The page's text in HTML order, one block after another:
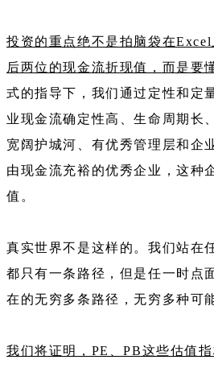
投资的重点绝不是拍脑袋在
后两位的现金流折现值，而是要
式的指导下，我们通过定性和定
业现金流确定性高、生命周期长
宽阔护城河、有优秀管理层和企
由现金流充裕的优秀企业，这种
值。
真实世界不是这样的。我们站在
都只有一条路径，但是任一时点
在的无穷多条路径，无穷多种可
我们将证明，PE、PB这些估值